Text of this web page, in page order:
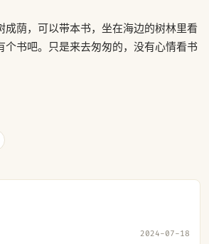
成荫，可以带本书，坐在海边的树林里看
个书吧。只是来去匆匆的，没有心情看书
2024-07-18